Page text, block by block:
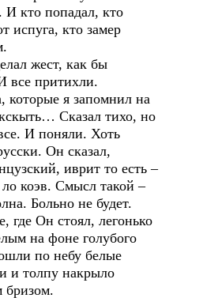
И кто попадал, кто
испуга, кто замер
жест, как бы
все притихли.
я запомнил на
Сказал тихо, но
И поняли. Хоть
Он сказал,
иврит то есть –
коэв. Смысл такой –
Больно не будет.
где Он стоял, легонько
на фоне голубого
по небу белые
и толпу накрыло
бризом.